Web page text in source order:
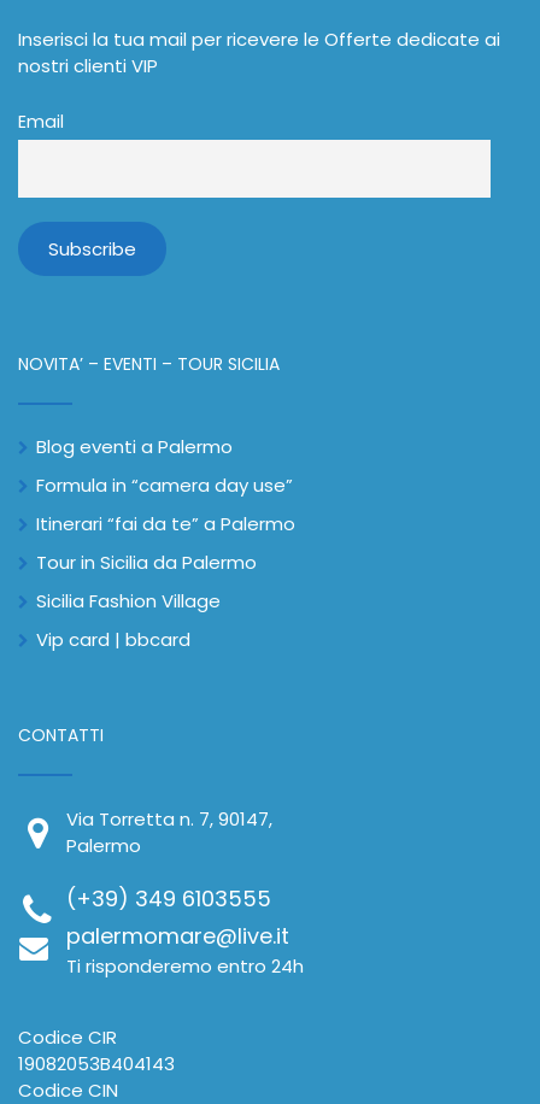
Inserisci la tua mail per ricevere le Offerte dedicate ai
nostri clienti VIP
Email
NOVITA’ – EVENTI – TOUR SICILIA
Blog eventi a Palermo
Formula in “camera day use”
Itinerari “fai da te” a Palermo
Tour in Sicilia da Palermo
Sicilia Fashion Village
Vip card | bbcard
CONTATTI
Via Torretta n. 7, 90147,
Palermo
(+39) 349 6103555
palermomare@live.it
Ti risponderemo entro 24h
Codice CIR
19082053B404143
Codice CIN